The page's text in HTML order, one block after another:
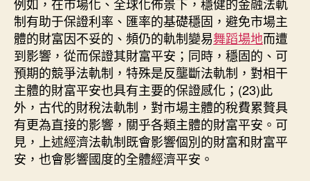
制有助于保證利率、匯率的基礎穩固，避免市場主
體的財富因不妥的、頻仍的軌制變易舞蹈場地而遭
到影響，從而保證其財富平安；同時，穩固的、可
預期的競爭法軌制，特殊是反壟斷法軌制，對相干
主體的財富平安也具有主要的保證感化；(23)此
外，古代的財稅法軌制，對市場主體的稅費累贅具
有更為直接的影響，關乎各類主體的財富平安。可
見，上述經濟法軌制既會影響個別的財富和財富平
安，也會影響國度的全體經濟平安。